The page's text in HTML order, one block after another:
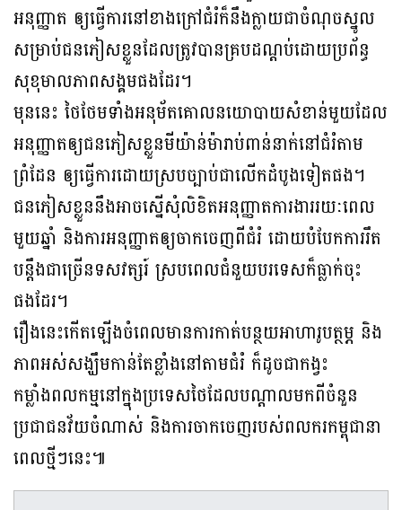
អនុញ្ញាត ឲ្យធ្វើការនៅខាងក្រៅជំរំក៏នឹងក្លាយជាចំណុចស្នូល
សម្រាប់ជនភៀសខ្លួនដែលត្រូវបានគ្របដណ្តប់ដោយប្រព័ន្ធ
សុខុមាលភាពសង្គមផងដែរ។
មុននេះ ថៃថែមទាំងអនុម័តគោលនយោបាយសំខាន់មួយដែល
អនុញ្ញាតឲ្យជនភៀសខ្លួនមីយ៉ាន់ម៉ារាប់ពាន់នាក់នៅជំរំតាម
ព្រំដែន ឲ្យធ្វើការដោយស្របច្បាប់ជាលើកដំបូងទៀតផង។
ជនភៀសខ្លួននឹងអាចស្នើសុំលិខិតអនុញ្ញាតការងាររយៈពេល
មួយឆ្នាំ និងការអនុញ្ញាតឲ្យចាកចេញពីជំរំ ដោយបំបែកការរឹត
បន្តឹងជាច្រើនទសវត្សរ៍ ស្របពេលជំនួយបរទេសក៏ធ្លាក់ចុះ
ផងដែរ។
រឿងនេះកើតឡើងចំពេលមានការកាត់បន្ថយអាហារូបត្ថម្ភ និង
ភាពអស់សង្ឃឹមកាន់តែខ្លាំងនៅតាមជំរំ ក៏ដូចជាកង្វះ
កម្លាំងពលកម្មនៅក្នុងប្រទេសថៃដែលបណ្តាលមកពីចំនួន
ប្រជាជនវ័យចំណាស់ និងការចាកចេញរបស់ពលករកម្ពុជានា
ពេលថ្មីៗនេះ៕